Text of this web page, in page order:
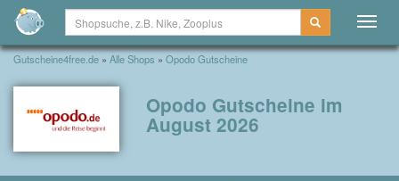
Gutscheine4free.de » Alle Shops » Opodo Gutscheine
Opodo Gutscheine im
August 2026